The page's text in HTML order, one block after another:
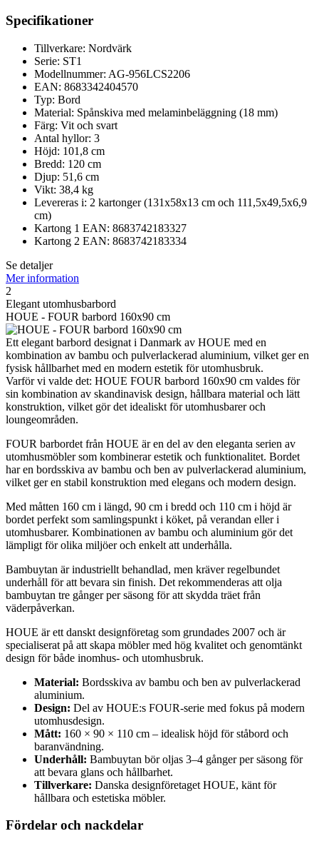
Specifikationer
Tillverkare: Nordvärk
Serie: ST1
Modellnummer: AG-956LCS2206
EAN: 8683342404570
Typ: Bord
Material: Spånskiva med melaminbeläggning (18 mm)
Färg: Vit och svart
Antal hyllor: 3
Höjd: 101,8 cm
Bredd: 120 cm
Djup: 51,6 cm
Vikt: 38,4 kg
Levereras i: 2 kartonger (131x58x13 cm och 111,5x49,5x6,9
cm)
Kartong 1 EAN: 8683742183327
Kartong 2 EAN: 8683742183334
Se detaljer
Mer information
2
Elegant utomhusbarbord
HOUE - FOUR barbord 160x90 cm
Ett elegant barbord designat i Danmark av HOUE med en
kombination av bambu och pulverlackerad aluminium, vilket ger en
fysisk hållbarhet med en modern estetik för utomhusbruk.
Varför vi valde det: HOUE FOUR barbord 160x90 cm valdes för
sin kombination av skandinavisk design, hållbara material och lätt
konstruktion, vilket gör det idealiskt för utomhusbarer och
loungeområden.
FOUR barbordet från HOUE är en del av den eleganta serien av
utomhusmöbler som kombinerar estetik och funktionalitet. Bordet
har en bordsskiva av bambu och ben av pulverlackerad aluminium,
vilket ger en stabil konstruktion med elegans och modern design.
Med måtten 160 cm i längd, 90 cm i bredd och 110 cm i höjd är
bordet perfekt som samlingspunkt i köket, på verandan eller i
utomhusbarer. Kombinationen av bambu och aluminium gör det
lämpligt för olika miljöer och enkelt att underhålla.
Bambuytan är industriellt behandlad, men kräver regelbundet
underhåll för att bevara sin finish. Det rekommenderas att olja
bambuytan tre gånger per säsong för att skydda träet från
väderpåverkan.
HOUE är ett danskt designföretag som grundades 2007 och är
specialiserat på att skapa möbler med hög kvalitet och genomtänkt
design för både inomhus- och utomhusbruk.
Material: Bordsskiva av bambu och ben av pulverlackerad
aluminium.
Design: Del av HOUE:s FOUR-serie med fokus på modern
utomhusdesign.
Mått: 160 × 90 × 110 cm – idealisk höjd för ståbord och
baranvändning.
Underhåll: Bambuytan bör oljas 3–4 gånger per säsong för
att bevara glans och hållbarhet.
Tillverkare: Danska designföretaget HOUE, känt för
hållbara och estetiska möbler.
Fördelar och nackdelar